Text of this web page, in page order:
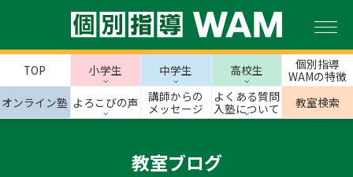
TOP 小学生 中学生 高校生
個別指導
WAMの特徴
オンライン塾 よろこびの声
講師からの
メッセージ
よくある質問
入塾について
教室検索
教室ブログ